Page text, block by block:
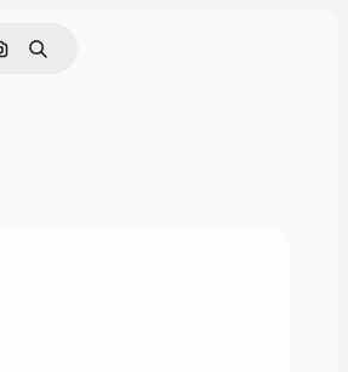
por imagem
Buscar